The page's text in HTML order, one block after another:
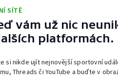
SÍTĚ
vám už nic
platformách.
si nikde ujít nejnovější sportovní
Threads či YouTube a buďte v